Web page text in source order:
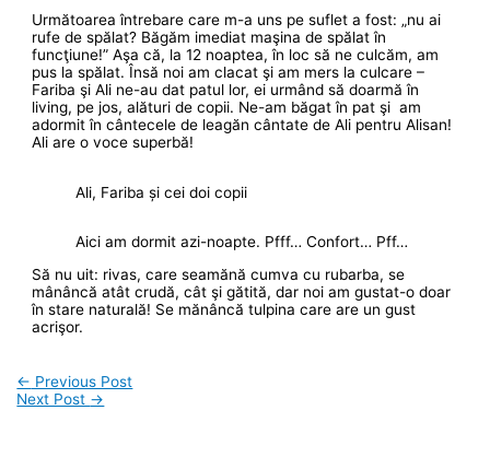
Următoarea întrebare care m-a uns pe suflet a fost: „nu ai
rufe de spălat? Băgăm imediat maşina de spălat în
funcţiune!” Aşa că, la 12 noaptea, în loc să ne culcăm, am
pus la spălat. Însă noi am clacat şi am mers la culcare –
Fariba şi Ali ne-au dat patul lor, ei urmând să doarmă în
living, pe jos, alături de copii. Ne-am băgat în pat şi am
adormit în cântecele de leagăn cântate de Ali pentru Alisan!
Ali are o voce superbă!
Ali, Fariba și cei doi copii
Aici am dormit azi-noapte. Pfff… Confort… Pff…
Să nu uit: rivas, care seamănă cumva cu rubarba, se
mânâncă atât crudă, cât şi gătită, dar noi am gustat-o doar
în stare naturală! Se mănâncă tulpina care are un gust
acrişor.
← Previous Post
Next Post →